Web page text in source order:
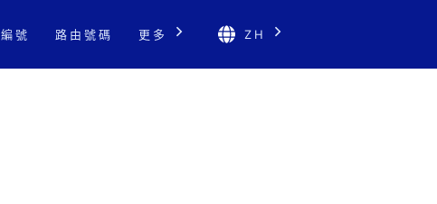
號 路由號碼 更多 ZH